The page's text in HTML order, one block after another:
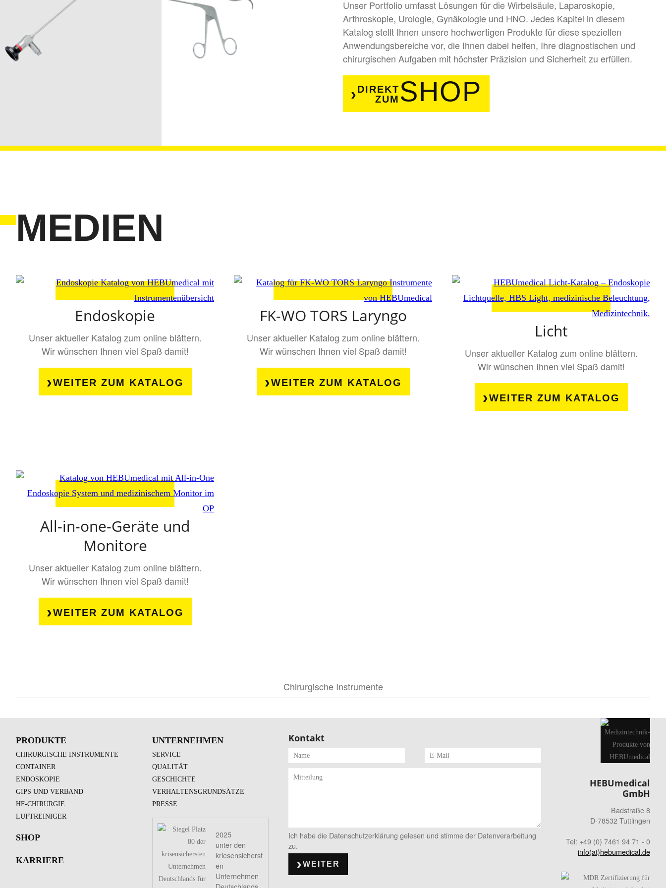
Unser Portfolio umfasst Lösungen für die Wirbelsäule, Laparoskopie,
Arthroskopie, Urologie, Gynäkologie und HNO. Jedes Kapitel in diesem
Katalog stellt Ihnen unsere hochwertigen Produkte für diese speziellen
Anwendungsbereiche vor, die Ihnen dabei helfen, Ihre diagnostischen und
chirurgischen Aufgaben mit höchster Präzision und Sicherheit zu erfüllen.
DIREKT
ZUM SHOP
MEDIEN
Endoskopie
Unser aktueller Katalog zum online blättern.
Wir wünschen Ihnen viel Spaß damit!
WEITER ZUM KATALOG
FK-WO TORS Laryngo
Unser aktueller Katalog zum online blättern.
Wir wünschen Ihnen viel Spaß damit!
WEITER ZUM KATALOG
Licht
Unser aktueller Katalog zum online blättern.
Wir wünschen Ihnen viel Spaß damit!
WEITER ZUM KATALOG
All-in-one-Geräte und
Monitore
Unser aktueller Katalog zum online blättern.
Wir wünschen Ihnen viel Spaß damit!
WEITER ZUM KATALOG
Chirurgische Instrumente
PRODUKTE
CHIRURGISCHE INSTRUMENTE
CONTAINER
ENDOSKOPIE
GIPS UND VERBAND
HF-CHIRURGIE
LUFTREINIGER
SHOP
KARRIERE
UNTERNEHMEN
SERVICE
QUALITÄT
GESCHICHTE
VERHALTENSGRUNDSÄTZE
PRESSE
2025
unter den
kriesensicherst
en
Unternehmen
Kontakt
Ich habe die Datenschutzerklärung gelesen und stimme der Datenverarbeitung
zu.
WEITER
HEBUmedical
GmbH
Badstraße 8
D-78532 Tuttlingen
Tel: +49 (0) 7461 94 71 - 0
info(at)hebumedical.de